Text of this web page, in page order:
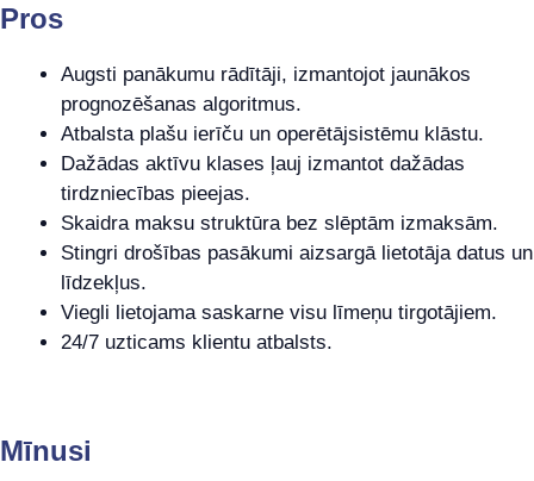
Pros
Augsti panākumu rādītāji, izmantojot jaunākos
prognozēšanas algoritmus.
Atbalsta plašu ierīču un operētājsistēmu klāstu.
Dažādas aktīvu klases ļauj izmantot dažādas
tirdzniecības pieejas.
Skaidra maksu struktūra bez slēptām izmaksām.
Stingri drošības pasākumi aizsargā lietotāja datus un
līdzekļus.
Viegli lietojama saskarne visu līmeņu tirgotājiem.
24/7 uzticams klientu atbalsts.
Mīnusi